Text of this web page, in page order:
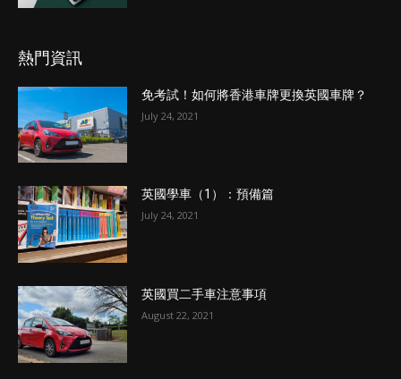
熱門資訊
免考試！如何將香港車牌更換英國車牌？
July 24, 2021
英國學車（1）：預備篇
July 24, 2021
英國買二手車注意事項
August 22, 2021